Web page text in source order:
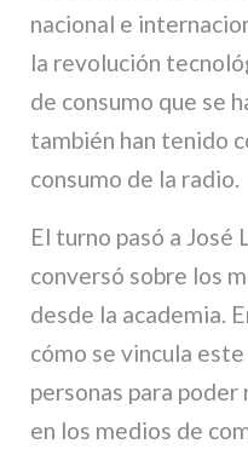
nacional e
la revolución
de consumo que se
también han tenido
consumo de la radio.
El turno pasó a José
conversó sobre los
desde la academia.
cómo se vincula
personas para poder
en los medios de